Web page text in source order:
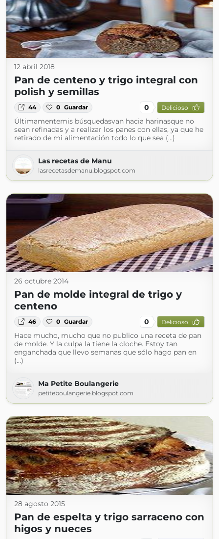
12 abril 2018
Pan de centeno y trigo integral con
polish y semillas
44 0 Guardar 0 Delicioso
Últimamentemis búsquedasvan hacia harinasque no
sean refinadas y a realizar los panes con ellas, ya que he
retirado de mi alimentación todo lo que sea (...)
Las recetas de Manu
lasrecetasdemanu.blogspot.com
26 octubre 2014
Pan de molde integral de trigo y
centeno
46 0 Guardar 0 Delicioso
Hace mucho, mucho que no publico una receta de pan
de molde. Y la culpa la tiene la cloche. Estoy tan
enganchada que llevo semanas que sólo hago pan en
(...)
Ma Petite Boulangerie
petiteboulangerie.blogspot.com
28 agosto 2015
Pan de espelta y trigo sarraceno con
higos y nueces